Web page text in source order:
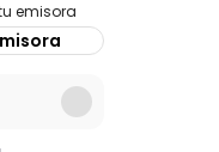
emisora